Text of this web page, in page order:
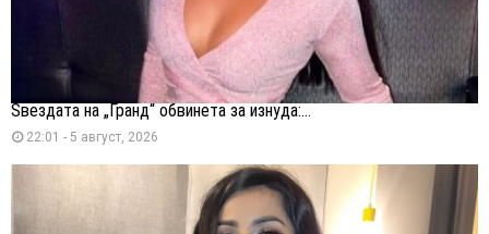
Ѕвездата на „Гранд“ обвинета за изнуда:...
22:01 - 5 август, 2026